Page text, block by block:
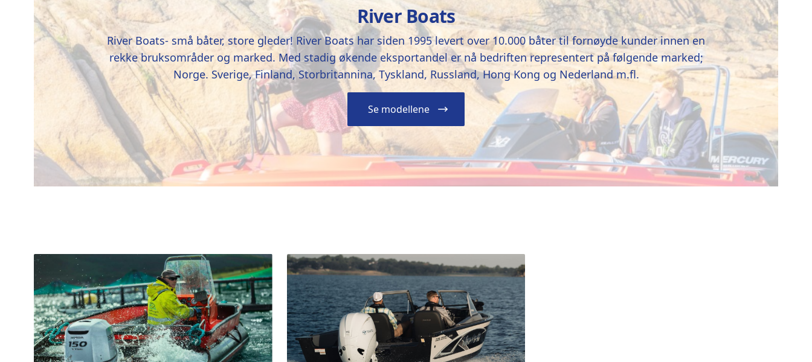
River Boats
River Boats- små båter, store gleder! River Boats har siden 1995 levert over 10.000 båter til fornøyde kunder innen en
rekke bruksområder og marked. Med stadig økende eksportandel er nå bedriften representert på følgende marked;
Norge. Sverige, Finland, Storbritannina, Tyskland, Russland, Hong Kong og Nederland m.fl.
Se modellene